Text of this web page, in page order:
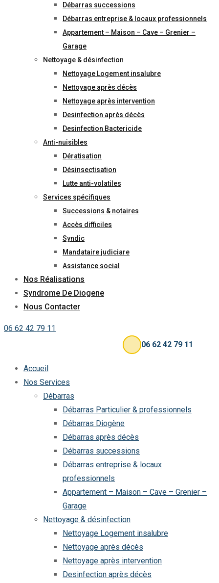
Débarras successions
Débarras entreprise & locaux professionnels
Appartement – Maison – Cave – Grenier –
Garage
Nettoyage & désinfection
Nettoyage Logement insalubre
Nettoyage après décès
Nettoyage après intervention
Desinfection après décès
Desinfection Bactericide
Anti-nuisibles
Dératisation
Désinsectisation
Lutte anti-volatiles
Services spécifiques
Successions & notaires
Accès difficiles
Syndic
Mandataire judiciare
Assistance social
Nos Réalisations
Syndrome De Diogene
Nous Contacter
06 62 42 79 11
06 62 42 79 11
Accueil
Nos Services
Débarras
Débarras Particulier & professionnels
Débarras Diogène
Débarras après décès
Débarras successions
Débarras entreprise & locaux
professionnels
Appartement – Maison – Cave – Grenier –
Garage
Nettoyage & désinfection
Nettoyage Logement insalubre
Nettoyage après décès
Nettoyage après intervention
Desinfection après décès